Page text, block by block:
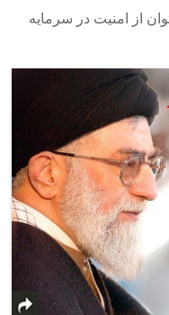
از امنیت در سرمایه